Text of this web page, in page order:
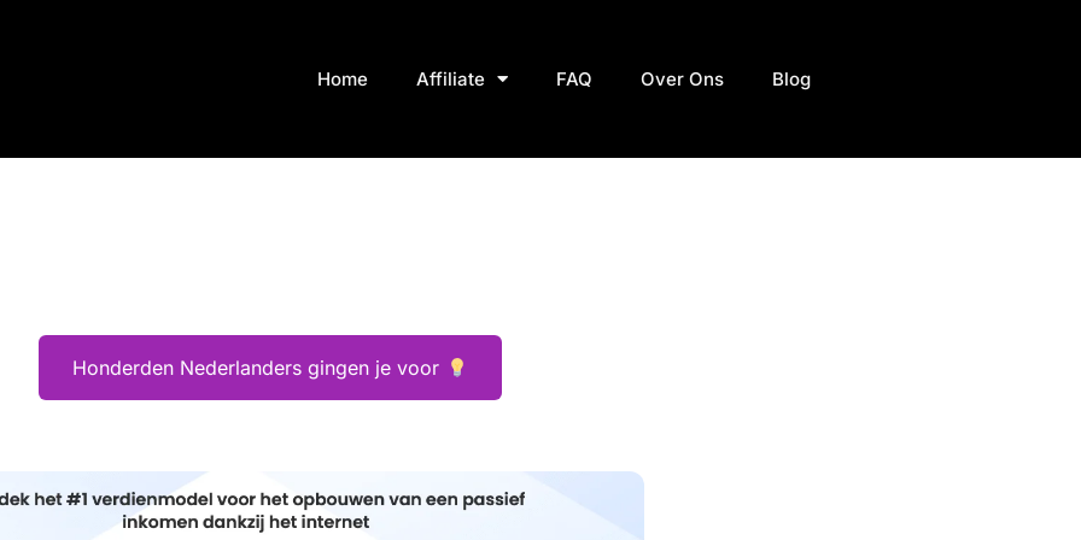
Home Affiliate FAQ Over Ons Blog
Honderden Nederlanders gingen je voor